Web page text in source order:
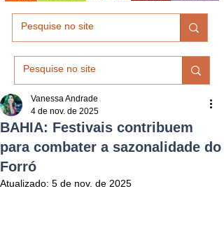
BAHIA: Festivais contribuem
para combater a sazonalidade do
Forró
Vanessa Andrade
4 de nov. de 2025
Atualizado: 5 de nov. de 2025